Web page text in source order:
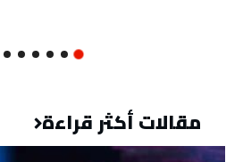
مقالات أكثر قراءة